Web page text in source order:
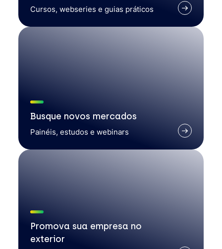
Cursos, webseries e guias práticos
Busque novos mercados
Painéis, estudos e webinars
Promova sua empresa no
exterior